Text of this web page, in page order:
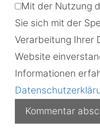
Mit der Nutzung
Sie sich mit der
Verarbeitung Ihrer
Website
Informationen